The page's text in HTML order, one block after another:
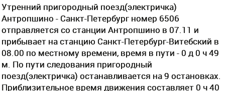
Утренний пригородный поезд(электричка)
Антропшино - Санкт-Петербург номер 6506
отправляется со станции Антропшино в 07.11 и
прибывает на станцию Санкт-Петербург-Витебский в
08.00 по местному времени, время в пути - 0 д 0 ч 49
м. По пути следования пригородный
поезд(электричка) останавливается на 9 остановках.
Приблизительное время движения составляет 0 ч 40